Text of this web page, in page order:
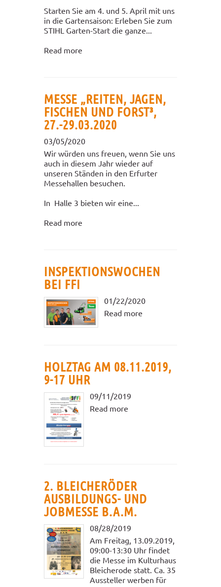
Starten Sie am 4. und 5. April mit uns
in die Gartensaison: Erleben Sie zum
STIHL Garten-Start die ganze...
Read more
MESSE „REITEN, JAGEN,
FISCHEN UND FORST³,
27.-29.03.2020
03/05/2020
Wir würden uns freuen, wenn Sie uns
auch in diesem Jahr wieder auf
unseren Ständen in den Erfurter
Messehallen besuchen.
In Halle 3 bieten wir eine...
Read more
INSPEKTIONSWOCHEN
BEI FFI
01/22/2020
Read more
HOLZTAG AM 08.11.2019,
9-17 UHR
09/11/2019
Read more
2. BLEICHERÖDER
AUSBILDUNGS- UND
JOBMESSE B.A.M.
08/28/2019
Am Freitag, 13.09.2019,
09:00-13:30 Uhr findet
die Messe im Kulturhaus
Bleicherode statt. Ca. 35
Aussteller werben für